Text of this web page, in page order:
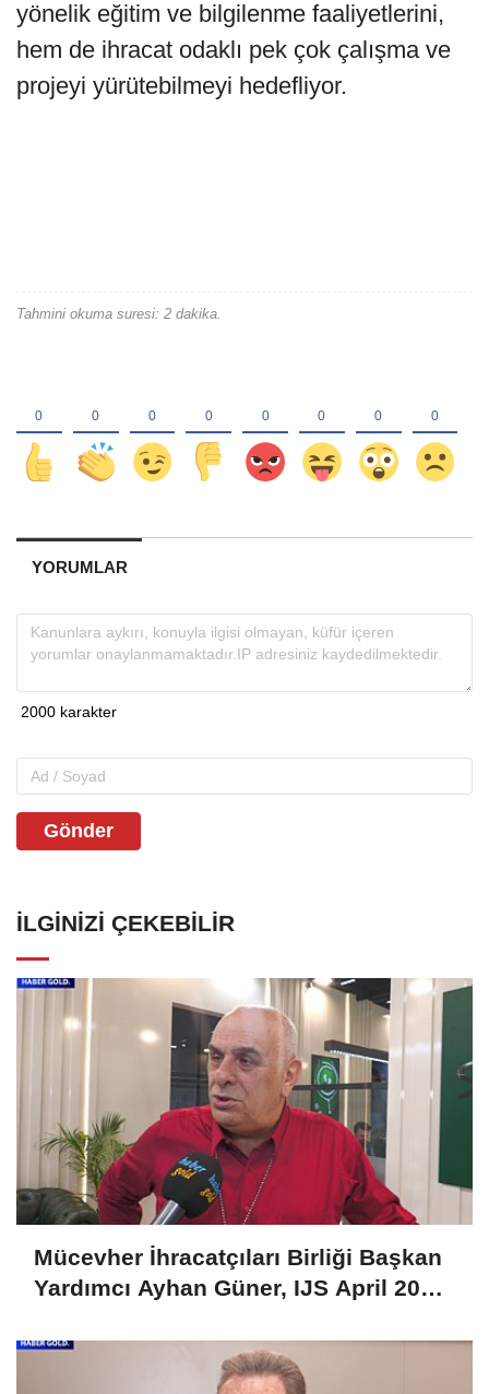
yönelik eğitim ve bilgilenme faaliyetlerini,
hem de ihracat odaklı pek çok çalışma ve
projeyi yürütebilmeyi hedefliyor.
Tahmini okuma suresi: 2 dakika.
YORUMLAR
Gönder
İLGINIZI ÇEKEBILIR
Mücevher İhracatçıları Birliği Başkan
Yardımcı Ayhan Güner, IJS April 2025